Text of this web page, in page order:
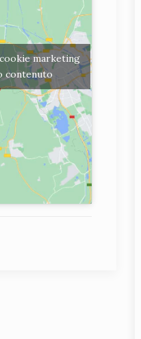
marketing
contenuto